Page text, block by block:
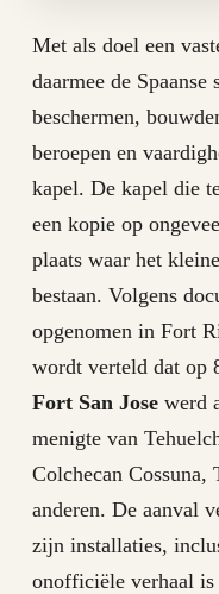
Met als doel een
daarmee de
beschermen,
beroepen en
kapel. De kapel die
een kopie op
plaats waar het
bestaan. Volgens
opgenomen in Fort
wordt verteld dat op
Fort San Josewerd
menigte van
Colchecan Cossuna,
anderen. De aanval
zijn installaties,
onofficiële verhaal is